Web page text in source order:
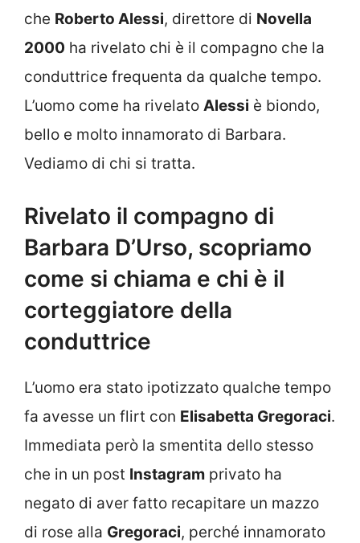
che Roberto Alessi, direttore di Novella
2000 ha rivelato chi è il compagno che la
conduttrice frequenta da qualche tempo.
L’uomo come ha rivelato Alessi è biondo,
bello e molto innamorato di Barbara.
Vediamo di chi si tratta.
Rivelato il compagno di
Barbara D’Urso, scopriamo
come si chiama e chi è il
corteggiatore della
conduttrice
L’uomo era stato ipotizzato qualche tempo
fa avesse un flirt con Elisabetta Gregoraci.
Immediata però la smentita dello stesso
che in un post Instagram privato ha
negato di aver fatto recapitare un mazzo
di rose alla Gregoraci, perché innamorato